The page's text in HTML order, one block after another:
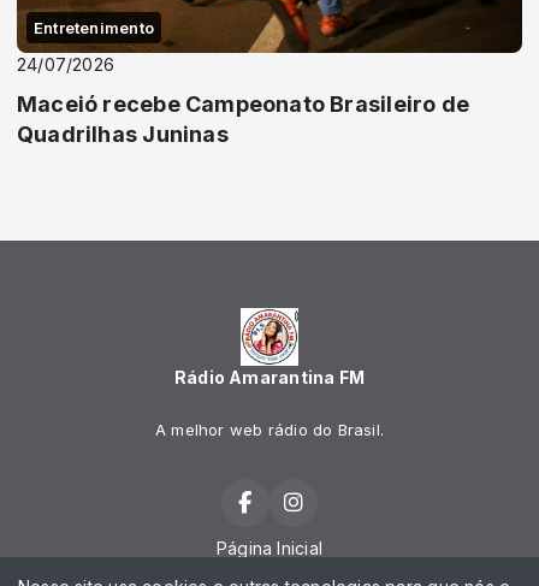
Entretenimento
24/07/2026
Maceió recebe Campeonato Brasileiro de
Quadrilhas Juninas
Rádio Amarantina FM
A melhor web rádio do Brasil.
Página Inicial